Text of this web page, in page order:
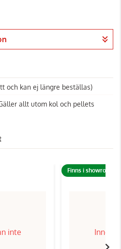
och kan ej längre beställas)
allt utom kol och pellets
inte
Finns i showroom!